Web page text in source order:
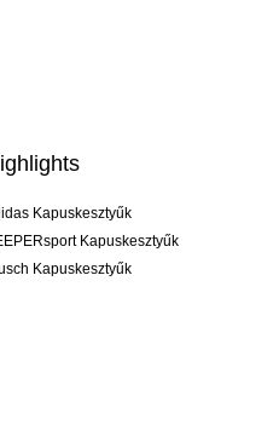
Kapuskesztyűk
Kapuskesztyűk
Kapuskesztyűk